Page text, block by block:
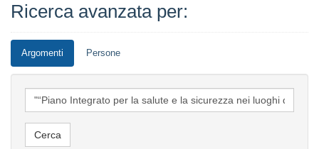
Ricerca avanzata per:
Argomenti Persone